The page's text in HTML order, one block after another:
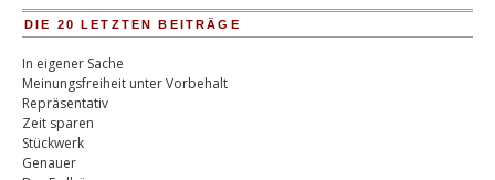
DIE 20 LETZTEN BEITRÄGE
In eigener Sache
Meinungsfreiheit unter Vorbehalt
Repräsentativ
Zeit sparen
Stückwerk
Genauer